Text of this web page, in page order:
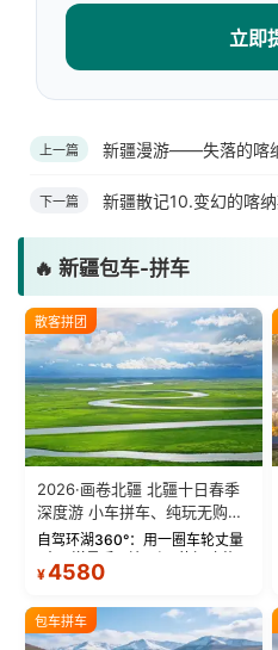
立即
上一篇 新疆漫游——失落的喀
下一篇 新疆散记10.变幻的喀
🔥 新疆包车-拼车
散客拼团
2026·画卷北疆 北疆十日春季
深度游 小车拼车、纯玩无购
物！
自驾环湖360°：用一圈车轮丈量
蓝。 赛湖旅拍：甄选多款风格服
绝美瞬间。 赛湖坦克300跟车视
频：专业摄影师...
¥4580
包车拼车